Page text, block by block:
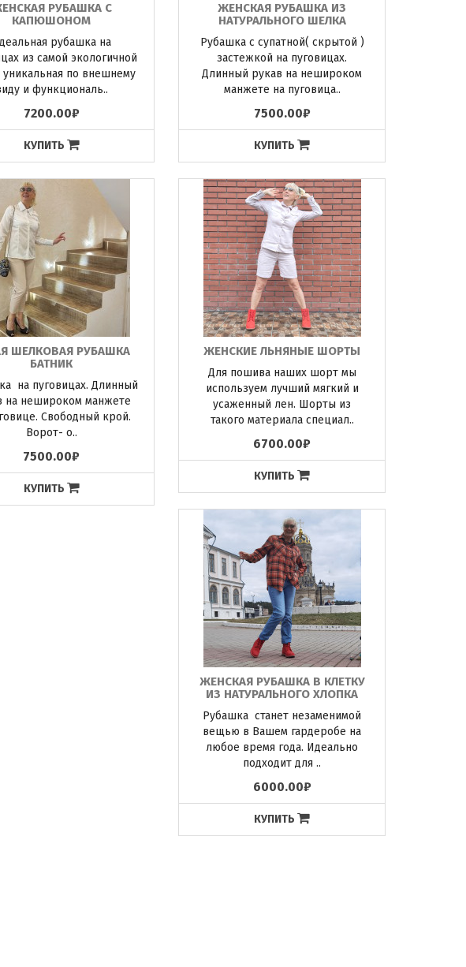
РУБАШКА С
КАПЮШОНОМ
рубашка на
из самой экологичной
уникальная по внешнему
и функциональ..
7200.00₽
КУПИТЬ
ЖЕНСКАЯ РУБАШКА ИЗ
НАТУРАЛЬНОГО ШЕЛКА
Рубашка с супатной( скрытой )
застежкой на пуговицах.
Длинный рукав на нешироком
манжете на пуговица..
7500.00₽
КУПИТЬ
ШЕЛКОВАЯ РУБАШКА
БАТНИК
на пуговицах. Длинный
на нешироком манжете
Свободный крой.
Ворот- о..
7500.00₽
КУПИТЬ
ЖЕНСКИЕ ЛЬНЯНЫЕ ШОРТЫ
Для пошива наших шорт мы
используем лучший мягкий и
усаженный лен. Шорты из
такого материала специал..
6700.00₽
КУПИТЬ
ЖЕНСКАЯ РУБАШКА В КЛЕТКУ
ИЗ НАТУРАЛЬНОГО ХЛОПКА
Рубашка станет незаменимой
вещью в Вашем гардеробе на
любое время года. Идеально
подходит для ..
6000.00₽
КУПИТЬ